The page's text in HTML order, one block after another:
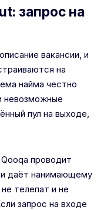
запрос на
вакансии, и
на
найма честно
невозможные
пул на выходе,
проводит
и даёт нанимающему
телепат и не
запрос на входе